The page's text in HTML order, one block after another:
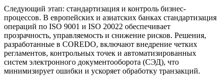
Следующий этап: стандартизация и контроль бизнес-
процессов. В европейских и азиатских банках стандартизация
операций по ISO 9001 и ISO 20022 обеспечивает
прозрачность, управляемость и снижение рисков. Решения,
разработанные в COREDO, включают внедрение четких
регламентов, контрольных точек и автоматизированных
систем электронного документооборота (СЭД), что
минимизирует ошибки и ускоряет обработку транзакций.